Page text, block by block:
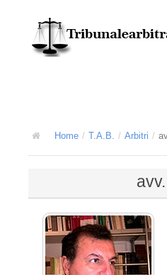
L'arbitrato interno o nazionale
L'arbitrato amministrato
L'arbitrato nel diritto
T.A.B.
L'arbitrato amministrato TAB
Home / T.A.B. / Arbitri /